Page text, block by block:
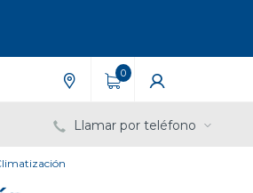
0
Llamar por teléfono